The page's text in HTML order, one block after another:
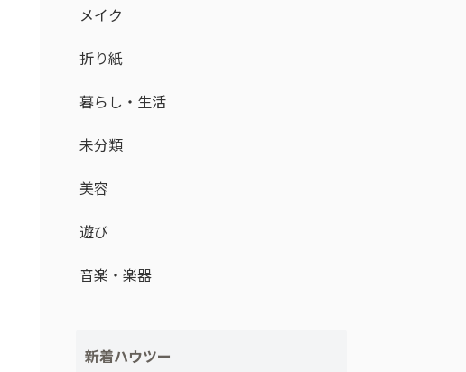
メイク
折り紙
暮らし・生活
未分類
美容
遊び
音楽・楽器
新着ハウツー